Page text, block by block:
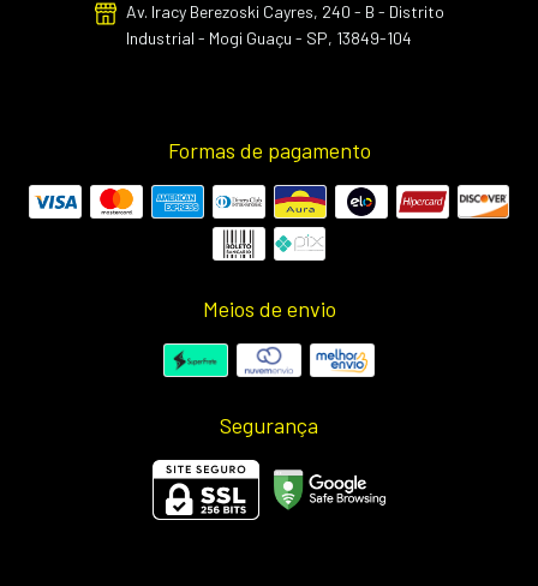
Av. Iracy Berezoski Cayres, 240 - B - Distrito
Industrial - Mogi Guaçu - SP, 13849-104
Formas de pagamento
Meios de envio
Segurança